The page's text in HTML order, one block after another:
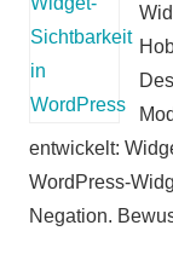
entwickelt:
WordPress-
Negation.